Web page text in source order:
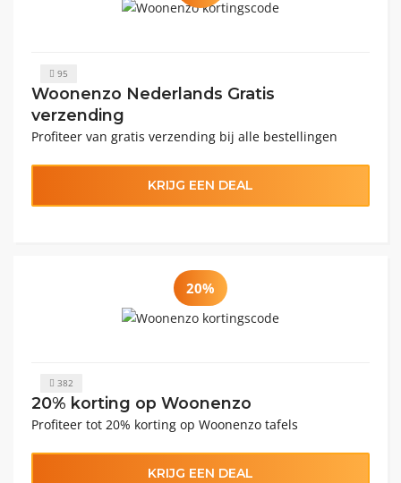
95
Woonenzo Nederlands Gratis
verzending
Profiteer van gratis verzending bij alle bestellingen
KRIJG EEN DEAL
20%
382
20% korting op Woonenzo
Profiteer tot 20% korting op Woonenzo tafels
KRIJG EEN DEAL